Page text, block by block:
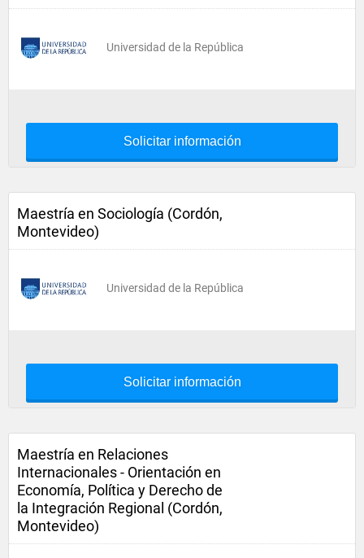
Universidad de la República
Solicitar información
Maestría en Sociología (Cordón,
Montevideo)
Universidad de la República
Solicitar información
Maestría en Relaciones
Internacionales - Orientación en
Economía, Política y Derecho de
la Integración Regional (Cordón,
Montevideo)